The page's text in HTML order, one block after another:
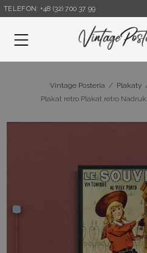
TELEFON: +48 (32) 700 37 99
Menu
Vintage Posteria / Plakaty
Plakat retro Plakat retro